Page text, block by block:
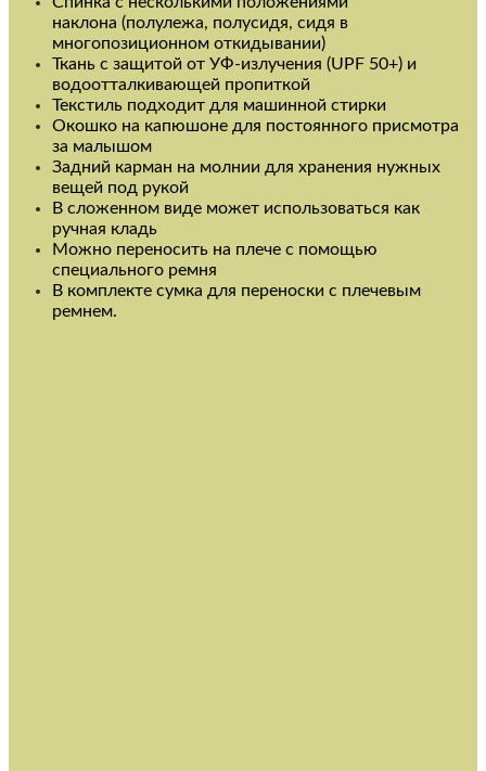
наклона (полулежа, полусидя, сидя в
многопозиционном откидывании)
Ткань с защитой от УФ-излучения (UPF 50+) и
водоотталкивающей пропиткой
Текстиль подходит для машинной стирки
Окошко на капюшоне для постоянного присмотра
за малышом
Задний карман на молнии для хранения нужных
вещей под рукой
В сложенном виде может использоваться как
ручная кладь
Можно переносить на плече с помощью
специального ремня
В комплекте сумка для переноски с плечевым
ремнем.